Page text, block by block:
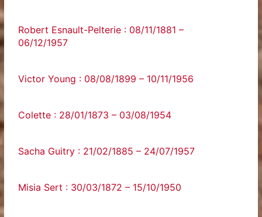
Robert Esnault-Pelterie : 08/11/1881 –
06/12/1957
Victor Young : 08/08/1899 – 10/11/1956
Colette : 28/01/1873 – 03/08/1954
Sacha Guitry : 21/02/1885 – 24/07/1957
Misia Sert : 30/03/1872 – 15/10/1950